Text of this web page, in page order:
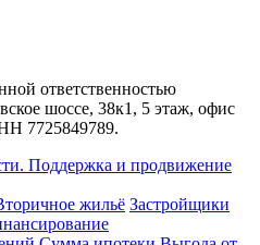
ответственностью
шоссе, 38к1, 5 этаж, офис
7725849789.
Поддержка и продвижение
жильё Застройщики